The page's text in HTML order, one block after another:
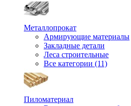
Металлопрокат
Армирующие материалы
Закладные детали
Леса строительные
Все категории (11)
Пиломатериал